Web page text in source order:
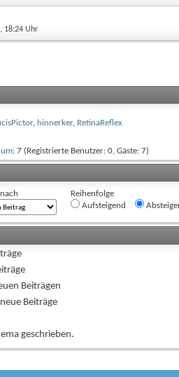
18:24 Uhr
, hinnerker, RetinaReflex
: 7 (Registrierte Benutzer: 0, Gäste: 7)
Reihenfolge
Aufsteigend
Beiträgen
Beiträge
geschrieben.